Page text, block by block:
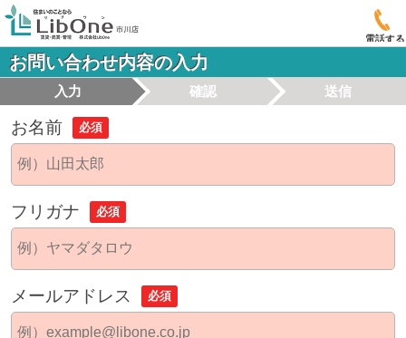
電話する
お問い合わせ内容の入力
入力 確認 送信
お名前 必須
フリガナ 必須
メールアドレス 必須